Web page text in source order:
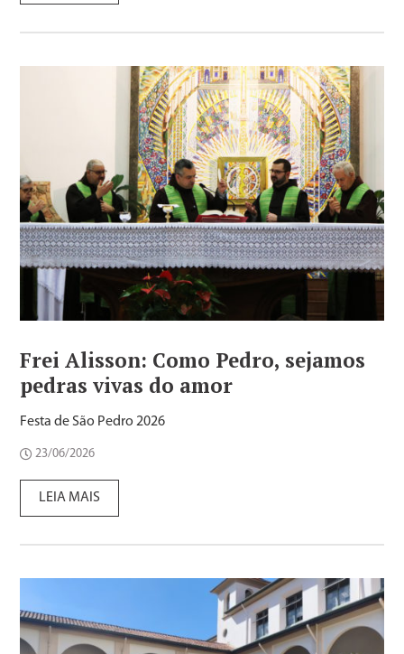
Frei Alisson: Como Pedro, sejamos
pedras vivas do amor
Festa de São Pedro 2026
23/06/2026
LEIA MAIS